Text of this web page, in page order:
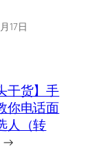
17日
干货】手
你电话面
人（转
→